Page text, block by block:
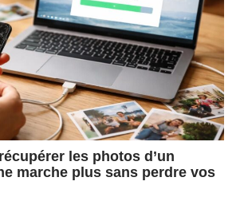
les photos d’un
marche plus sans perdre vos